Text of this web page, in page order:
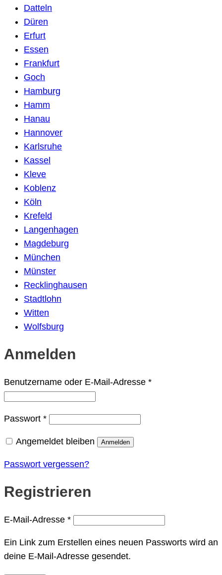
Datteln
Düren
Erfurt
Essen
Frankfurt
Goch
Hamburg
Hamm
Hanau
Hannover
Karlsruhe
Kassel
Kleve
Koblenz
Köln
Krefeld
Langenhagen
Magdeburg
München
Münster
Recklinghausen
Stadtlohn
Witten
Wolfsburg
Anmelden
Benutzername oder E-Mail-Adresse *Erforderlich
Passwort *Erforderlich
Angemeldet bleiben Anmelden
Passwort vergessen?
Registrieren
E-Mail-Adresse *Erforderlich
Ein Link zum Erstellen eines neuen Passworts wird an
deine E-Mail-Adresse gesendet.